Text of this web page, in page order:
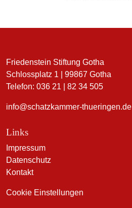
Friedenstein Stiftung Gotha
Schlossplatz 1 | 99867 Gotha
Telefon: 036 21 | 82 34 505
info@schatzkammer-thueringen.de
Links
Impressum
Datenschutz
Kontakt
Cookie Einstellungen